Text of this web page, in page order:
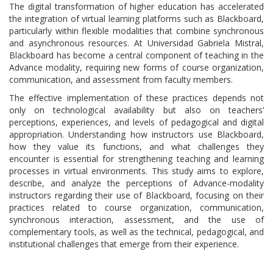
The digital transformation of higher education has accelerated
the integration of virtual learning platforms such as Blackboard,
particularly within flexible modalities that combine synchronous
and asynchronous resources. At Universidad Gabriela Mistral,
Blackboard has become a central component of teaching in the
Advance modality, requiring new forms of course organization,
communication, and assessment from faculty members.
The effective implementation of these practices depends not
only on technological availability but also on teachers’
perceptions, experiences, and levels of pedagogical and digital
appropriation. Understanding how instructors use Blackboard,
how they value its functions, and what challenges they
encounter is essential for strengthening teaching and learning
processes in virtual environments. This study aims to explore,
describe, and analyze the perceptions of Advance-modality
instructors regarding their use of Blackboard, focusing on their
practices related to course organization, communication,
synchronous interaction, assessment, and the use of
complementary tools, as well as the technical, pedagogical, and
institutional challenges that emerge from their experience.